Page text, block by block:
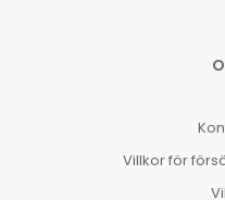
Villkor för